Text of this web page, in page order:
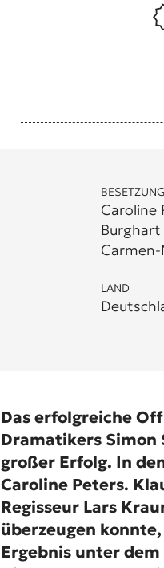
BESETZUNG
Caroline
LAND
Das erfolgreiche
Dramatikers Simon
großer Erfolg. In
Caroline Peters.
Regisseur Lars
überzeugen
Ergebnis unter dem